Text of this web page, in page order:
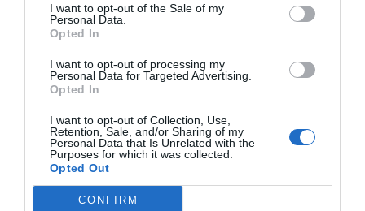
I want to opt-out of the Sale of my
Personal Data.
Opted In
I want to opt-out of processing my
Personal Data for Targeted Advertising.
Opted In
I want to opt-out of Collection, Use,
Retention, Sale, and/or Sharing of my
Personal Data that Is Unrelated with the
Purposes for which it was collected.
Opted Out
CONFIRM